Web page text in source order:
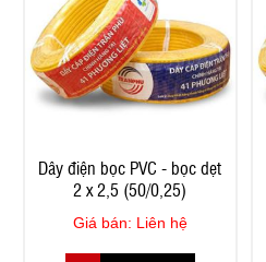
Dây điện bọc PVC - bọc dẹt
2 x 2,5 (50/0,25)
Giá bán: Liên hệ